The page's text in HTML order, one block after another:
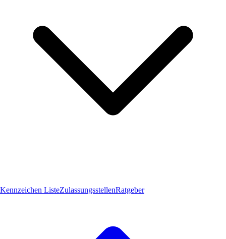
Kennzeichen ListeZulassungsstellenRatgeber